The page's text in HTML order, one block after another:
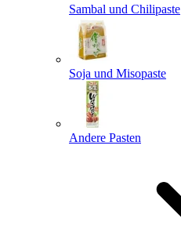
Sambal und Chilipaste
Soja und Misopaste
Andere Pasten